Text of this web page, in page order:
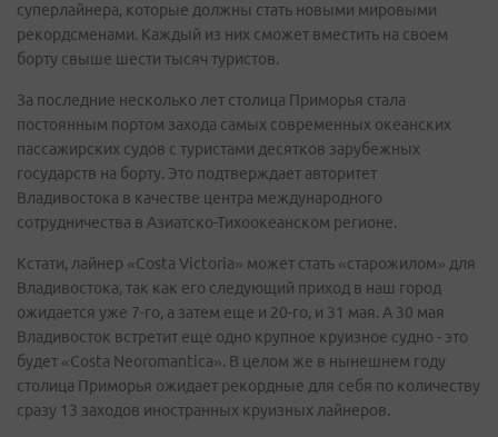
суперлайнера, которые должны стать новыми мировыми
рекордсменами. Каждый из них сможет вместить на своем
борту свыше шести тысяч туристов.
За последние несколько лет столица Приморья стала
постоянным портом захода самых современных океанских
пассажирских судов с туристами десятков зарубежных
государств на борту. Это подтверждает авторитет
Владивостока в качестве центра международного
сотрудничества в Азиатско-Тихоокеанском регионе.
Кстати, лайнер «Costa Victoria» может стать «старожилом» для
Владивостока, так как его следующий приход в наш город
ожидается уже 7-го, а затем еще и 20-го, и 31 мая. А 30 мая
Владивосток встретит еще одно крупное круизное судно - это
будет «Costa Neoromantica». В целом же в нынешнем году
столица Приморья ожидает рекордные для себя по количеству
сразу 13 заходов иностранных круизных лайнеров.